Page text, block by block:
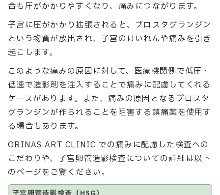
合も圧がかかりやすくなり、痛みにつながります。
子宮に圧がかかり拡張されると、プロスタグランジン
という物質が放出され、子宮のけいれんや痛みを引き
起こします。
このような痛みの原因に対して、医療機関側で低圧・
低速で造影剤を注入することで痛みに配慮してくれる
ケースがあります。また、痛みの原因となるプロスタ
グランジンが作られることを阻害する鎮痛薬を使用す
る場合もあります。
ORINAS ART CLINIC での痛みに配慮した検査への
こだわりや、子宮卵管造影検査についての詳細は以下
のページをご覧ください。